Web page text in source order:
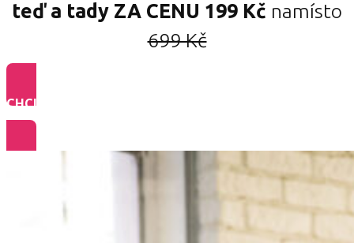
teď a tady ZA CENU 199 Kč namísto
699 Kč
CHCI - 5 AUDIO NAHRÁVEK
ZA SPECIÁLNÍ CENU